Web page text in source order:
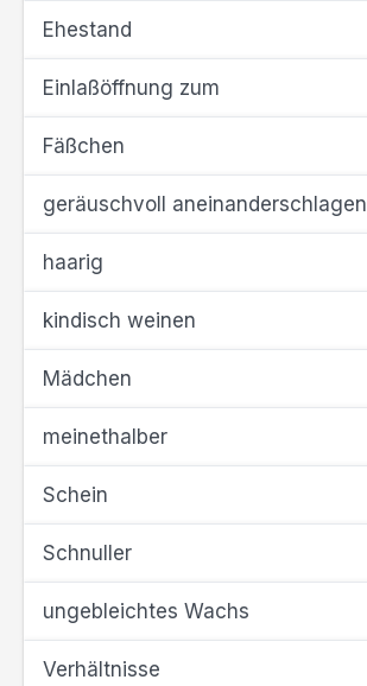
Ehestand
Einlaßöffnung zum
Fäßchen
geräuschvoll aneinanderschlagen
haarig
kindisch weinen
Mädchen
meinethalber
Schein
Schnuller
ungebleichtes Wachs
Verhältnisse